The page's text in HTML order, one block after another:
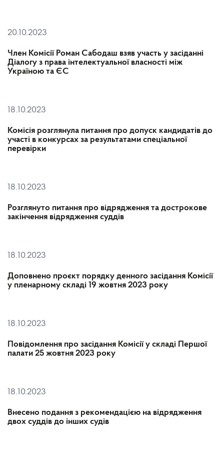
20.10.2023
Член Комісії Роман Сабодаш взяв участь у засіданні
Діалогу з права інтелектуальної власності між
Україною та ЄС
18.10.2023
Комісія розглянула питання про допуск кандидатів до
участі в конкурсах за результатами спеціальної
перевірки
18.10.2023
Розглянуто питання про відрядження та дострокове
закінчення відрядження суддів
18.10.2023
Доповнено проєкт порядку денного засідання Комісії
у пленарному складі 19 жовтня 2023 року
18.10.2023
Повідомлення про засідання Комісії у складі Першої
палати 25 жовтня 2023 року
18.10.2023
Внесено подання з рекомендацією на відрядження
двох суддів до інших судів